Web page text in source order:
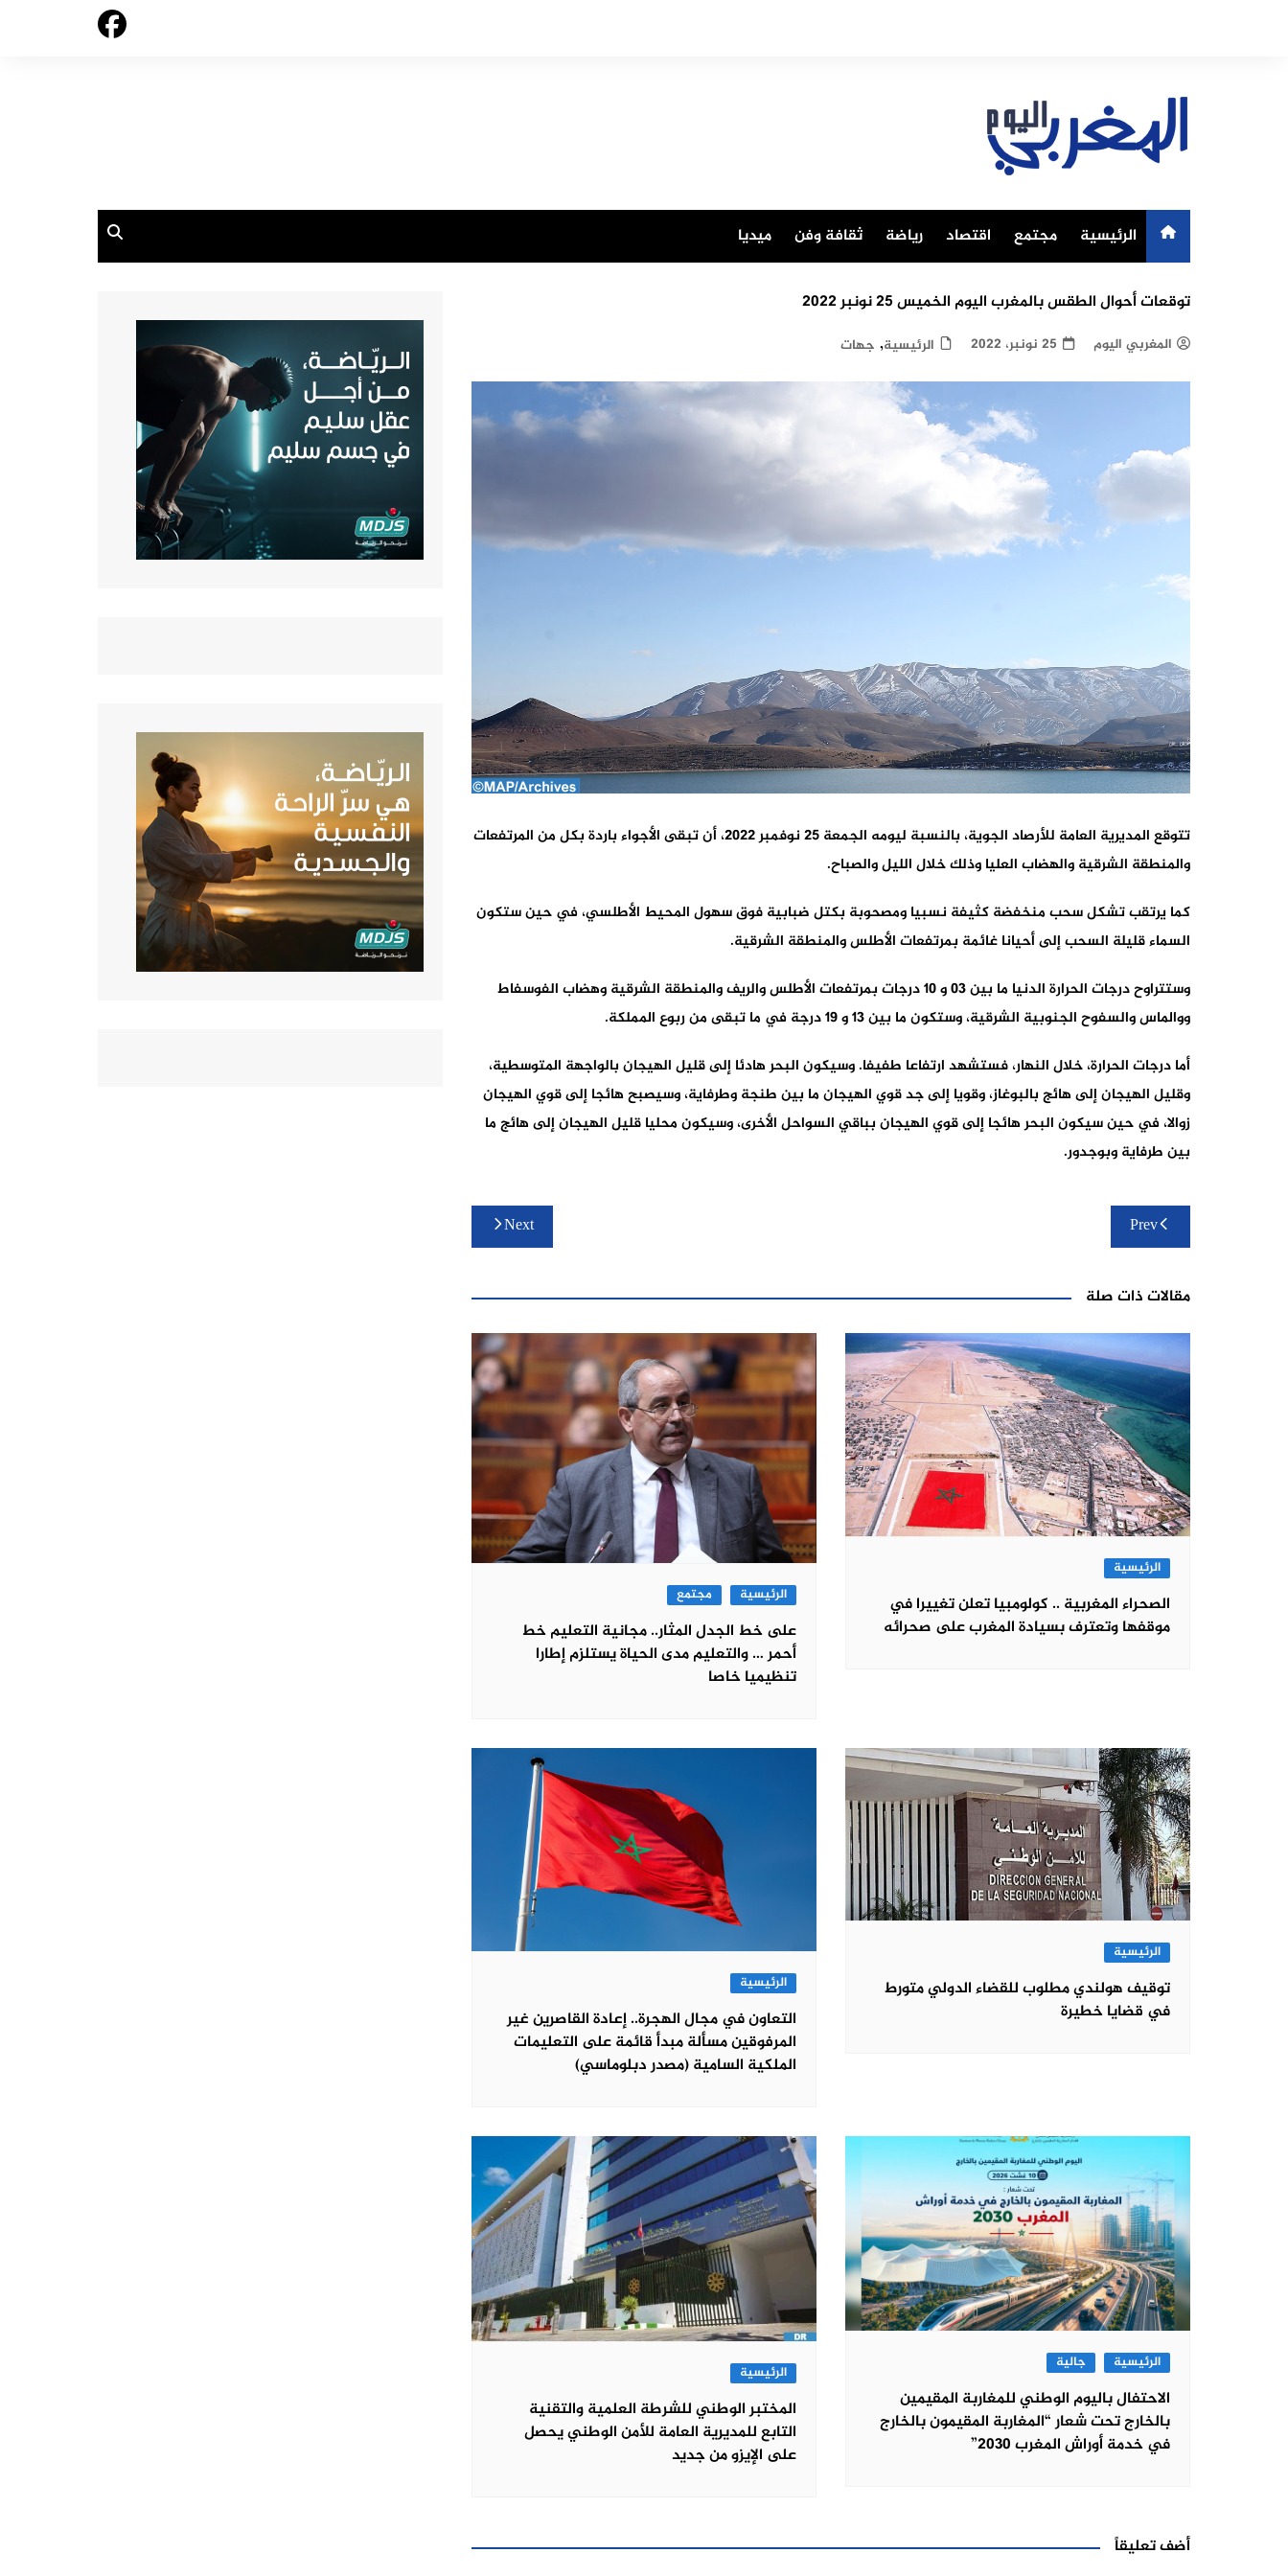
الرئيسية مجتمع اقتصاد رياضة ثقافة وفن ميديا
توقعات أحوال الطقس بالمغرب اليوم الخميس 25 نونبر 2022
المغربي اليوم 25 نونبر، 2022 الرئيسية, جهات
تتوقع المديرية العامة للأرصاد الجوية، بالنسبة ليومه الجمعة 25 نوفمبر 2022، أن تبقى الأجواء باردة بكل من المرتفعات
والمنطقة الشرقية والهضاب العليا وذلك خلال الليل والصباح.
كما يرتقب تشكل سحب منخفضة كثيفة نسبيا ومصحوبة بكتل ضبابية فوق سهول المحيط الأطلسي، في حين ستكون
السماء قليلة السحب إلى أحيانا غائمة بمرتفعات الأطلس والمنطقة الشرقية.
وستتراوح درجات الحرارة الدنيا ما بين 03 و 10 درجات بمرتفعات الأطلس والريف والمنطقة الشرقية وهضاب الفوسفاط
ووالماس والسفوح الجنوبية الشرقية، وستكون ما بين 13 و 19 درجة في ما تبقى من ربوع المملكة.
أما درجات الحرارة، خلال النهار، فستشهد ارتفاعا طفيفا. وسيكون البحر هادئا إلى قليل الهيجان بالواجهة المتوسطية،
وقليل الهيجان إلى هائج بالبوغاز، وقويا إلى جد قوي الهيجان ما بين طنجة وطرفاية، وسيصبح هائجا إلى قوي الهيجان
زوالا، في حين سيكون البحر هائجا إلى قوي الهيجان بباقي السواحل الأخرى، وسيكون محليا قليل الهيجان إلى هائج ما
بين طرفاية وبوجدور.
تصفّح
المقالات
Prev
Next
مقالات ذات صلة
الرئيسية
الصحراء المغربية .. كولومبيا تعلن تغييرا في
موقفها وتعترف بسيادة المغرب على صحرائه
الرئيسية مجتمع
على خط الجدل المثار.. مجانية التعليم خط
أحمر … والتعليم مدى الحياة يستلزم إطارا
تنظيميا خاصا
الرئيسية
توقيف هولندي مطلوب للقضاء الدولي متورط
في قضايا خطيرة
الرئيسية
التعاون في مجال الهجرة.. إعادة القاصرين غير
المرفوقين مسألة مبدأ قائمة على التعليمات
الملكية السامية (مصدر دبلوماسي)
الرئيسية جالية
الاحتفال باليوم الوطني للمغاربة المقيمين
بالخارج تحت شعار “المغاربة المقيمون بالخارج
في خدمة أوراش المغرب 2030”
الرئيسية
المختبر الوطني للشرطة العلمية والتقنية
التابع للمديرية العامة للأمن الوطني يحصل
على الإيزو من جديد
أضف تعليقاً